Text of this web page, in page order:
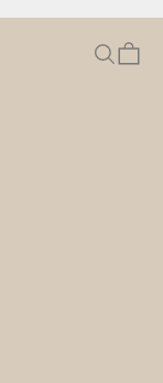
Søg